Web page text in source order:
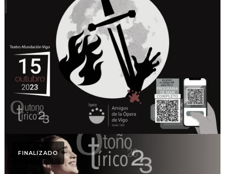
Il trovatore. Otoño Lírico
2023
Otoño Lírico
FINALIZADO